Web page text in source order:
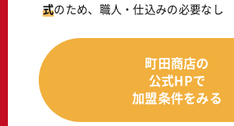
式のため、職人・仕込みの必要なし
町田商店の
公式HPで
加盟条件をみる